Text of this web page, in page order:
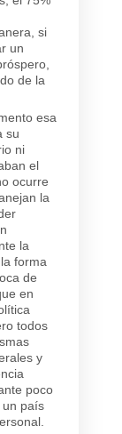
si
un
de la
esa
su
ni
el
ocurre
la
la
forma
de
en
todos
y
poco
un país